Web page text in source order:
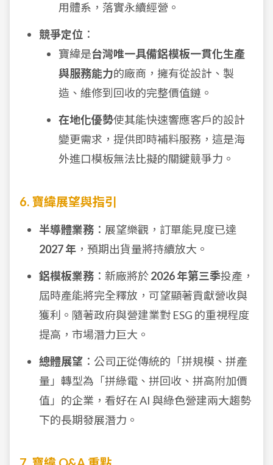
用體系，落實永續經營。
競爭定位 ：
寶緯是台灣唯一具備鋁模板一貫化生產
與服務能力的廠商，擁有從設計、製
造、維修到回收的完整價值鏈。
在地化優勢使其能快速響應客戶的設計
變更需求，提供即時補料服務，這是海
外進口模板無法比擬的關鍵競爭力。
6. 寶緯展望與指引
半導體業務 ：展望樂觀，訂單能見度已達
2027 年 ，預期出貨量將持續放大。
鋁模板業務 ：新廠將於2026 年第三季投產，
屆時產能將完全釋放，可望顯著貢獻營收與
獲利。隨著政府與營建業對 ESG 的重視程度
提高，市場潛力巨大。
總體展望 ：公司正從傳統的「拼規模、拼產
量」轉型為「拼綠電、拼回收、拼高附加價
值」的企業，看好在 AI 與綠色營建兩大趨勢
下的長期發展潛力。